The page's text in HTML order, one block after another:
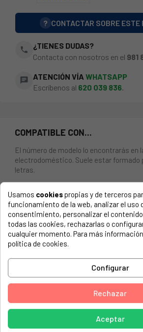
? CONTACTAR SOBRE ESTE
phone
¿TIENES DUDAS?
Contacta con nosotros en el 981
chat ATENCIÓN VÍA WHATSAPP
Escríbenos al 620 039 836.
COMPATIBLE CON...
El número de modelo lo encontrarás en
electrodoméstico. Suele estar formado
letras.
SELECTOR DE PROGRAMA DEL LADO
HORNO SAMSUNG DE96-00994A
SAMSUNG, CS4411BUU/A01
SAMSUNG, CS4411BUU/A03
SAMSUNG, CS4411TUU/A01
SAMSUNG, CS4411TUU/A02
SAMSUNG, CS4411TUU/A03
SAMSUNG, CS4492BUU/A01
Usamos cookiespropias y de terceros
funcionamiento de la web, analizar el uso
consentimiento, personalizar el
todas las cookies, rechazarlas o
cualquier momento. Para más
política de cookies.
Configurar
Rechazar
Aceptar